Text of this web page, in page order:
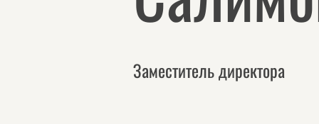
Заместитель директора